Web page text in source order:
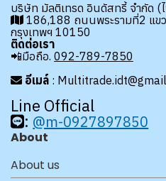
บริษัท มัลติเทรด อินดัสทรี้ จำกัด (
186,188 ถนนพระรามที่2 แข
กรุงเทพฯ 10150
ติดต่อเรา
📲มือถือ. 092-789-7850
อีเมล์ :
Line Official
: @m-0927897850
About
About us